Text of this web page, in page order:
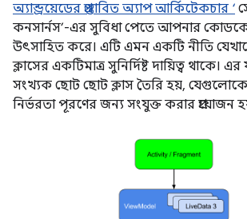
অ্যান্ড্রয়েডের প্রস্তাবিত অ্যাপ আর্কিটেকচার ‘
কনসার্নস’-এর সুবিধা পেতে আপনার
উৎসাহিত করে। এটি এমন একটি নীতি যেখানে
ক্লাসের একটিমাত্র সুনির্দিষ্ট দায়িত্ব
সংখ্যক ছোট ছোট ক্লাস তৈরি হয়,
নির্ভরতা পূরণের জন্য সংযুক্ত করার প্রয়োজন